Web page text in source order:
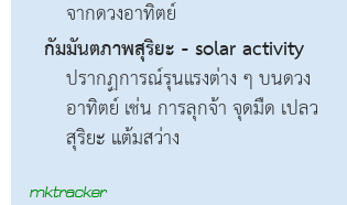
จากดวงอาทิตย์
กัมมันตภาพสุริยะ - solar activity
ปรากฏการณ์รุนแรงต่าง ๆ บนดวง
อาทิตย์ เช่น การลุกจ้า จุดมืด เปลว
สุริยะ แต้มสว่าง